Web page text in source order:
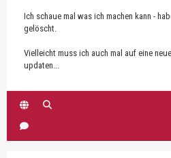
Ich schaue mal was ich machen kann -
gelöscht.
Vielleicht muss ich auch mal auf eine
updaten...